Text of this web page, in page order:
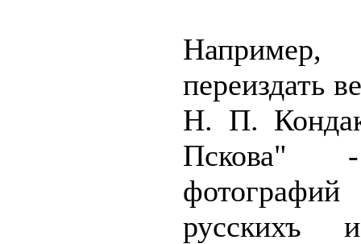
Например,
переиздать
Н. П.
Пскова"
русскихъ